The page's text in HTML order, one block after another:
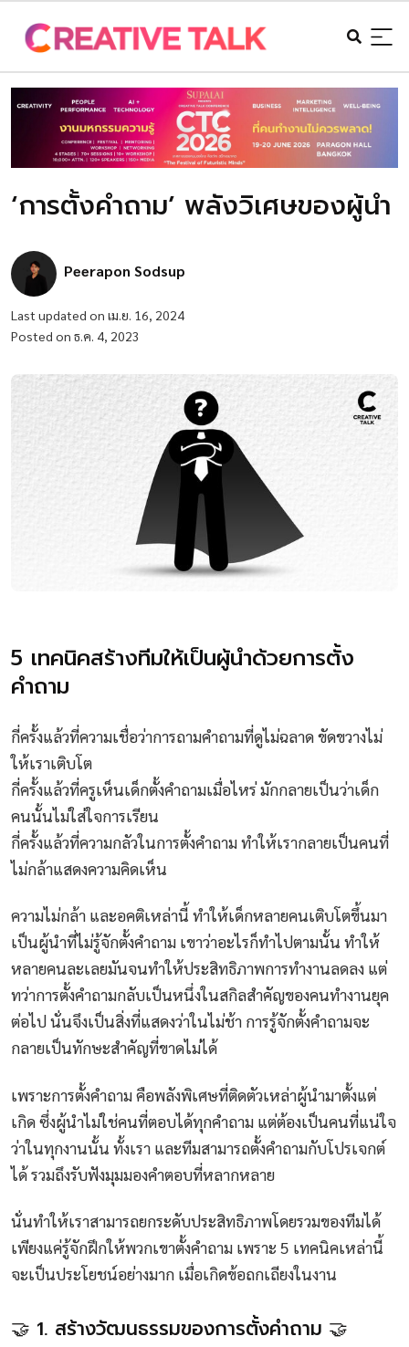
‘การตั้งคำถาม’ พลังวิเศษของผู้นำ
Peerapon Sodsup
Last updated on เม.ย. 16, 2024
Posted on ธ.ค. 4, 2023
5 เทคนิคสร้างทีมให้เป็นผู้นำด้วยการตั้ง
คำถาม
กี่ครั้งแล้วที่ความเชื่อว่าการถามคำถามที่ดูไม่ฉลาด ขัดขวางไม่
ให้เราเติบโต
กี่ครั้งแล้วที่ครูเห็นเด็กตั้งคำถามเมื่อไหร่ มักกลายเป็นว่าเด็ก
คนนั้นไม่ใส่ใจการเรียน
กี่ครั้งแล้วที่ความกลัวในการตั้งคำถาม ทำให้เรากลายเป็นคนที่
ไม่กล้าแสดงความคิดเห็น
ความไม่กล้า และอคติเหล่านี้ ทำให้เด็กหลายคนเติบโตขึ้นมา
เป็นผู้นำที่ไม่รู้จักตั้งคำถาม เขาว่าอะไรก็ทำไปตามนั้น ทำให้
หลายคนละเลยมันจนทำให้ประสิทธิภาพการทำงานลดลง แต่
ทว่าการตั้งคำถามกลับเป็นหนึ่งในสกิลสำคัญของคนทำงานยุค
ต่อไป นั่นจึงเป็นสิ่งที่แสดงว่าในไม่ช้า การรู้จักตั้งคำถามจะ
กลายเป็นทักษะสำคัญที่ขาดไม่ได้
เพราะการตั้งคำถาม คือพลังพิเศษที่ติดตัวเหล่าผู้นำมาตั้งแต่
เกิด ซึ่งผู้นำไม่ใช่คนที่ตอบได้ทุกคำถาม แต่ต้องเป็นคนที่แน่ใจ
ว่าในทุกงานนั้น ทั้งเรา และทีมสามารถตั้งคำถามกับโปรเจกต์
ได้ รวมถึงรับฟังมุมมองคำตอบที่หลากหลาย
นั่นทำให้เราสามารถยกระดับประสิทธิภาพโดยรวมของทีมได้
เพียงแค่รู้จักฝึกให้พวกเขาตั้งคำถาม เพราะ 5 เทคนิคเหล่านี้
จะเป็นประโยชน์อย่างมาก เมื่อเกิดข้อถกเถียงในงาน
🤝 1. สร้างวัฒนธรรมของการตั้งคำถาม 🤝